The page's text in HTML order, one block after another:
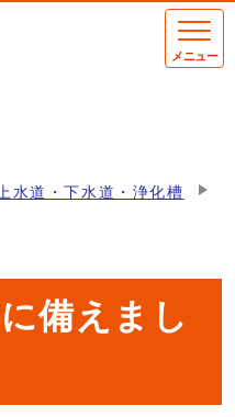
メニュー
水道・下水道・浄化槽
備えまし